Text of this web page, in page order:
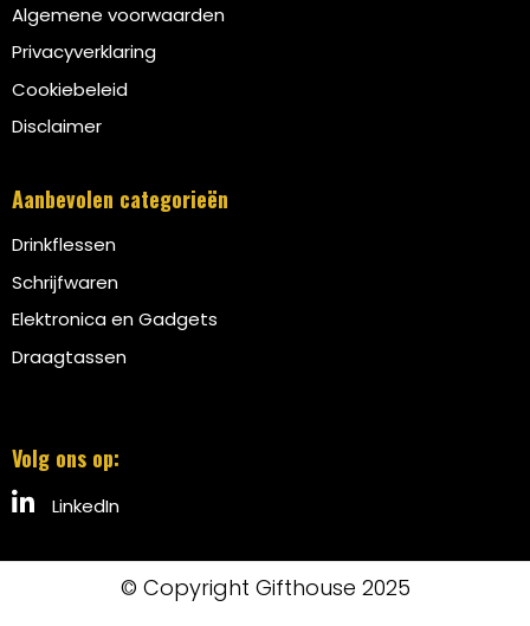
Algemene voorwaarden
Privacyverklaring
Cookiebeleid
Disclaimer
Aanbevolen categorieën
Drinkflessen
Schrijfwaren
Elektronica en Gadgets
Draagtassen
Volg ons op:
LinkedIn
© Copyright Gifthouse 2025